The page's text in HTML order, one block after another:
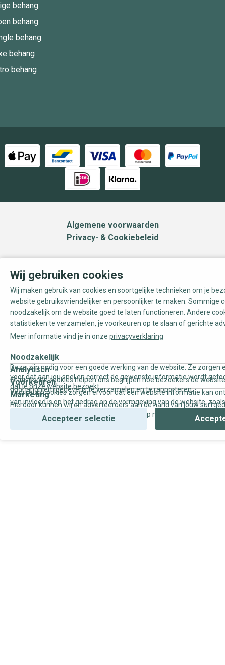
behang
behang
behang
behang
behang
Algemene voorwaarden
Privacy- & Cookiebeleid
Wij gebruiken cookies
Wij maken gebruik van cookies en soortgelijke technieken om je
website gebruiksvriendelijker en persoonlijker te maken. Sommige
noodzakelijk om de website goed te laten functioneren. Andere
statistieken te verzamelen, je voorkeuren op te slaan of gerichte
Meer informatie vind je in onze privacyverklaring
Noodzakelijk
Deze zijn nodig voor een goede werking van de website. Ze zorgen
voor dat aan jou snel en correct de gewenste informatie wordt
dat je onze website bezoekt.
Analytisch
Statistische cookies helpen ons begrijpen hoe bezoekers de
door anoniem gegevens te verzamelen en te rapporteren.
Voorkeuren
Voorkeurscookies zorgen ervoor dat een website informatie kan
van invloed is op het gedrag en de vormgeving van de website,
Marketing
Hierdoor kunnen wij en adverteerders aan de hand van jouw
gepersonaliseerde online advertenties en op maat gemaakte
Accepteer selectie